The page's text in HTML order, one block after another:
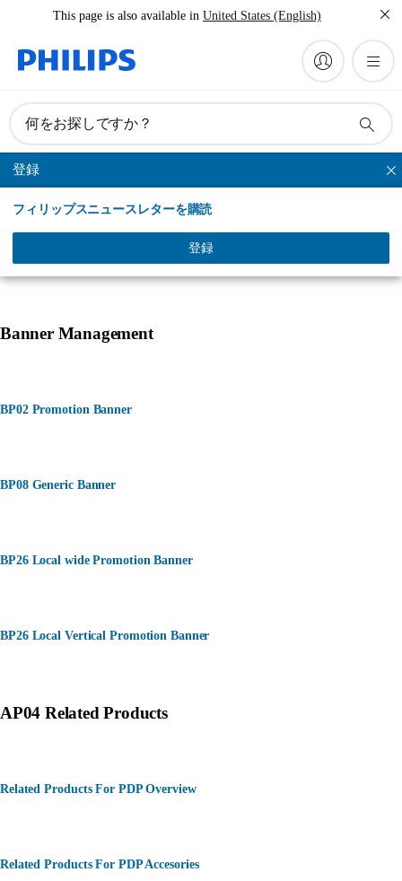
This page is also available in United States (English)
何をお探しですか？
登録
フィリップスニュースレターを購読
登録
アクセサリーと交換部品
製品一覧
Banner Management
BP02 Promotion Banner
BP08 Generic Banner
BP26 Local wide Promotion Banner
BP26 Local Vertical Promotion Banner
AP04 Related Products
Related Products For PDP Overview
Related Products For PDP Accesories